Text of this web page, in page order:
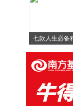
七款人生必备